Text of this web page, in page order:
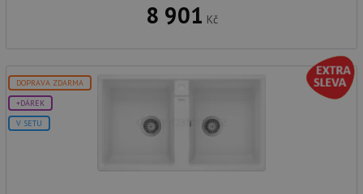
8 901 Kč
DOPRAVA ZDARMA
+DÁREK
V SETU